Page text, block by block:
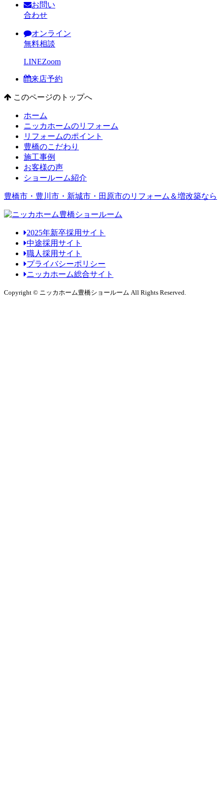
お問い
合わせ
オンライン
無料相談
LINEZoom
来店予約
このページのトップへ
ホーム
ニッカホームのリフォーム
リフォームのポイント
豊橋のこだわり
施工事例
お客様の声
ショールーム紹介
豊橋市・豊川市・新城市・田原市のリフォーム＆増改築なら
2025年新卒採用サイト
中途採用サイト
職人採用サイト
プライバシーポリシー
ニッカホーム総合サイト
Copyright © ニッカホーム豊橋ショールーム All Rights Reserved.